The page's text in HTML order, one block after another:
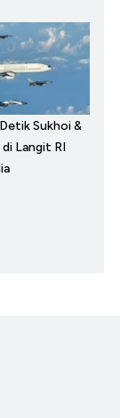
Sukhoi &
Langit RI